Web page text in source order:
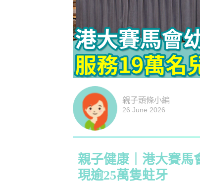
親子頭條小編
26 June 2026
親子健康｜港大賽
現逾25萬隻蛀牙